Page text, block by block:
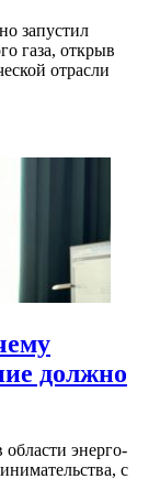
запустил
газа, открыв
отрасли
должно
энерго-
с